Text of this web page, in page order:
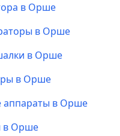
в Орше
в Орше
в Орше
в Орше
аппараты в Орше
в Орше